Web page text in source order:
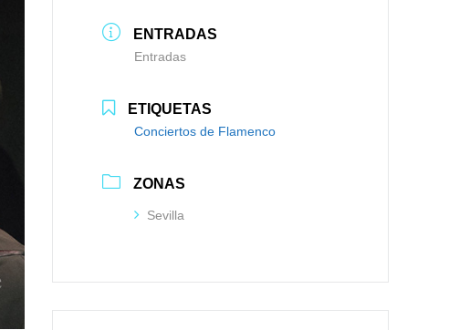
ENTRADAS
Entradas
ETIQUETAS
Conciertos de Flamenco
ZONAS
Sevilla